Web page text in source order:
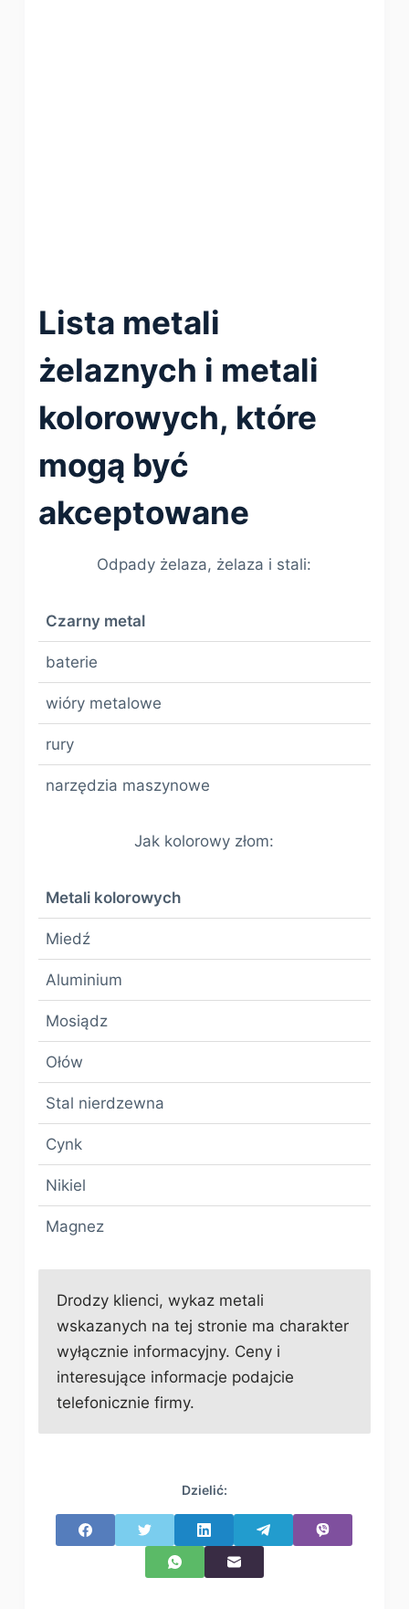
Lista metali
żelaznych i metali
kolorowych, które
mogą być
akceptowane
Odpady żelaza, żelaza i stali:
Czarny metal
baterie
wióry metalowe
rury
narzędzia maszynowe
Jak kolorowy złom:
Metali kolorowych
Miedź
Aluminium
Mosiądz
Ołów
Stal nierdzewna
Cynk
Nikiel
Magnez
Drodzy klienci, wykaz metali
wskazanych na tej stronie ma charakter
wyłącznie informacyjny. Ceny i
interesujące informacje podajcie
telefonicznie firmy.
Dzielić: